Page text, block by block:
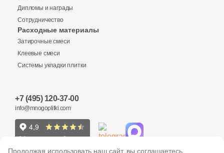
Количество
Минимальная сумма заказа
Заявка на бесплатный 3D дизайн
Телефон
Обратная связь
Ваше имя
Дипломы и награды
Сотрудничество
Расходные материалы
Затирочные смеси
Клеевые смеси
Системы укладки плитки
+7 (495) 120-37-00
info@mnogoplitki.com
Продолжая использовать наш сайт, вы соглашаетесь